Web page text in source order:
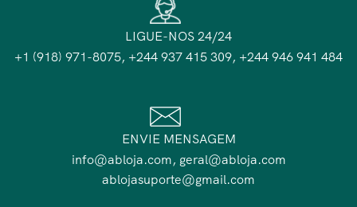
LIGUE-NOS 24/24
+1 (918) 971-8075, +244 937 415 309, +244 946 941 484
ENVIE MENSAGEM
info@abloja.com, geral@abloja.com
ablojasuporte@gmail.com